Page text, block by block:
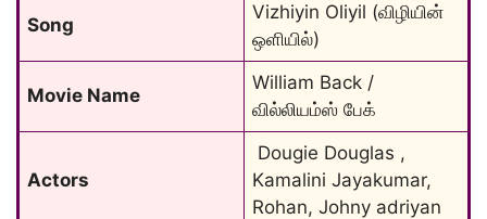
Song
Vizhiyin Oliyil (விழியின்
ஒளியில்)
Movie Name
William Back /
வில்லியம்ஸ் பேக்
Actors
Dougie Douglas ,
Kamalini Jayakumar,
Rohan, Johny adriyan